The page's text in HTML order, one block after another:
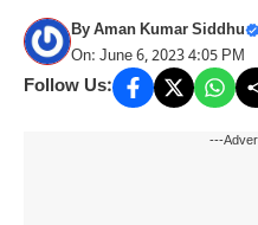
ByAman Kumar Siddhu
On: June 6, 2023 4:05 PM
Follow Us:
---